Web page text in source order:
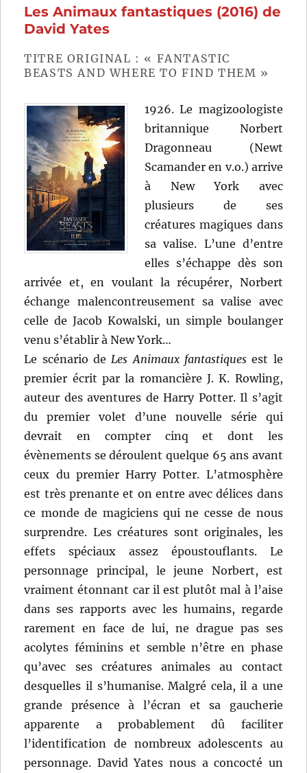
Hill
Les Animaux fantastiques (2016) de
David Yates
TITRE ORIGINAL : « FANTASTIC
BEASTS AND WHERE TO FIND THEM »
1926. Le magizoologiste
britannique Norbert
Dragonneau (Newt
Scamander en v.o.) arrive
à New York avec
plusieurs de ses
créatures magiques dans
sa valise. L’une d’entre
elles s’échappe dès son
arrivée et, en voulant la récupérer, Norbert
échange malencontreusement sa valise avec
celle de Jacob Kowalski, un simple boulanger
venu s’établir à New York…
Le scénario de Les Animaux fantastiques est le
premier écrit par la romancière J. K. Rowling,
auteur des aventures de Harry Potter. Il s’agit
du premier volet d’une nouvelle série qui
devrait en compter cinq et dont les
évènements se déroulent quelque 65 ans avant
ceux du premier Harry Potter. L’atmosphère
est très prenante et on entre avec délices dans
ce monde de magiciens qui ne cesse de nous
surprendre. Les créatures sont originales, les
effets spéciaux assez époustouflants. Le
personnage principal, le jeune Norbert, est
vraiment étonnant car il est plutôt mal à l’aise
dans ses rapports avec les humains, regarde
rarement en face de lui, ne drague pas ses
acolytes féminins et semble n’être en phase
qu’avec ses créatures animales au contact
desquelles il s’humanise. Malgré cela, il a une
grande présence à l’écran et sa gaucherie
apparente a probablement dû faciliter
l’identification de nombreux adolescents au
personnage. David Yates nous a concocté un